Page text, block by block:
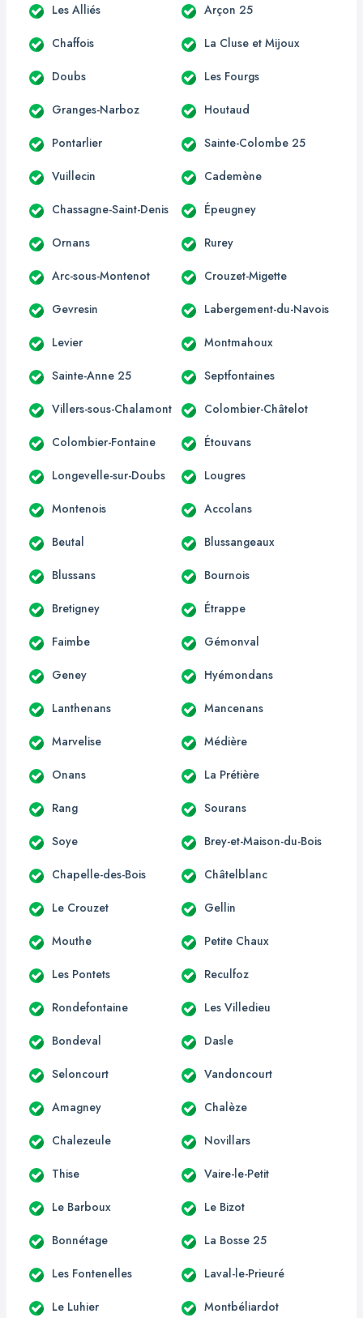
Les Alliés Arçon 25
Chaffois La Cluse et Mijoux
Doubs Les Fourgs
Granges-Narboz Houtaud
Pontarlier Sainte-Colombe 25
Vuillecin Cademène
Chassagne-Saint-Denis Épeugney
Ornans Rurey
Arc-sous-Montenot Crouzet-Migette
Gevresin Labergement-du-Navois
Levier Montmahoux
Sainte-Anne 25 Septfontaines
Villers-sous-Chalamont Colombier-Châtelot
Colombier-Fontaine Étouvans
Longevelle-sur-Doubs Lougres
Montenois Accolans
Beutal Blussangeaux
Blussans Bournois
Bretigney Étrappe
Faimbe Gémonval
Geney Hyémondans
Lanthenans Mancenans
Marvelise Médière
Onans La Prétière
Rang Sourans
Soye Brey-et-Maison-du-Bois
Chapelle-des-Bois Châtelblanc
Le Crouzet Gellin
Mouthe Petite Chaux
Les Pontets Reculfoz
Rondefontaine Les Villedieu
Bondeval Dasle
Seloncourt Vandoncourt
Amagney Chalèze
Chalezeule Novillars
Thise Vaire-le-Petit
Le Barboux Le Bizot
Bonnétage La Bosse 25
Les Fontenelles Laval-le-Prieuré
Le Luhier Montbéliardot